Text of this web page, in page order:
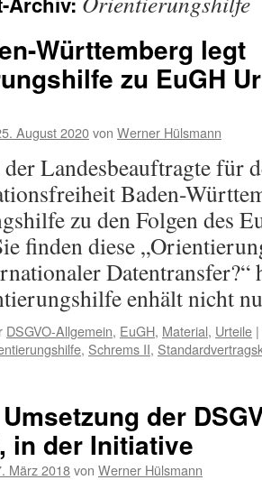
Württemberg legt
zu EuGH
August 2020von Werner Hülsmann
Landesbeauftragte für
Baden-
zu den Folgen des
finden diese
enhält nicht
DSGVO-Allgemein, EuGH, Material, Urteile |
, Schrems II,
der
in der Initiative
März 2018von Werner Hülsmann